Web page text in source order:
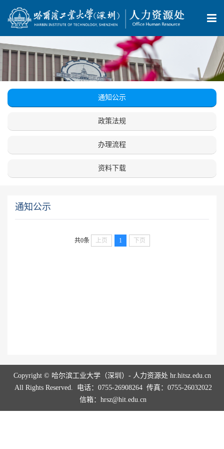
通知公示
政策法规
办理流程
资料下载
通知公示
共0条 上页 1 下页
Copyright © 哈尔滨工业大学（深圳）- 人力资源处 hr.hitsz.edu.cn
All Rights Reserved. 电话：0755-26908264 传真：0755-26032022
信箱：hrsz@hit.edu.cn